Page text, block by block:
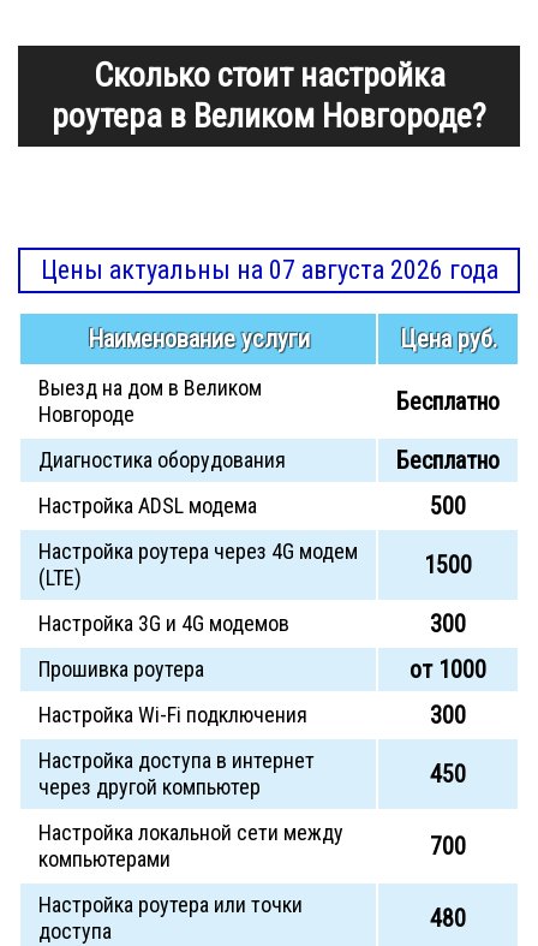
Сколько стоит настройка
роутера в Великом Новгороде?
Цены актуальны на 07 августа 2026 года
Наименование услуги Цена руб.
Выезд на дом в Великом
Новгороде
Бесплатно
Диагностика оборудования Бесплатно
Настройка ADSL модема 500
Настройка роутера через 4G модем
(LTE)
1500
Настройка 3G и 4G модемов 300
Прошивка роутера от 1000
Настройка Wi-Fi подключения 300
Настройка доступа в интернет
через другой компьютер
450
Настройка локальной сети между
компьютерами
700
Настройка роутера или точки
доступа
480